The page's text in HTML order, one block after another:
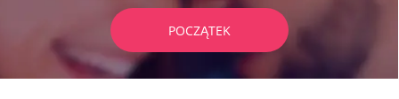
POCZĄTEK